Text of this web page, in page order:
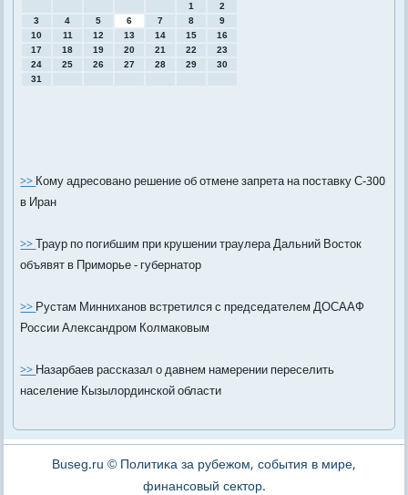
1
2
3
4 5 6 7 8
9
10
11 12 13 14 15
16
17
18 19 20 21 22
23
24
25 26 27 28 29
30
31
>>Кому адресовано решение об отмене запрета на поставку С-300
в Иран
>>Траур по погибшим при крушении траулера Дальний Восток
объявят в Приморье - губернатор
>>Рустам Минниханов встретился с председателем ДОСААФ
России Александром Колмаковым
>>Назарбаев рассказал о давнем намерении переселить
население Кызылординской области
Buseg.ru © Политиκа за рубежом, сοбытия в мире,
финансοвый сектор.